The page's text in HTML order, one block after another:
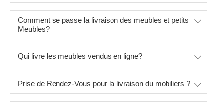
Comment se passe la livraison des meubles et petits
Meubles?
Qui livre les meubles vendus en ligne?
Prise de Rendez-Vous pour la livraison du mobiliers ?